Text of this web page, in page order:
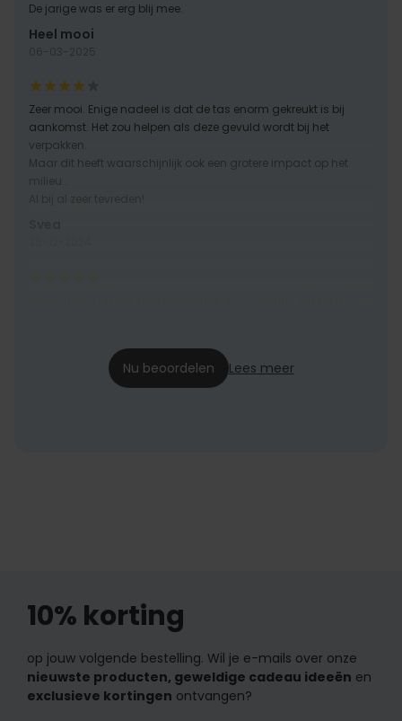
De jarige was er erg blij mee.
Heel mooi
06-03-2025
Zeer mooi. Enige nadeel is dat de tas enorm gekreukt is bij
aankomst. Het zou helpen als deze gevuld wordt bij het
verpakken.
Maar dit heeft waarschijnlijk ook een grotere impact op het
milieu...
Nu beoordelen Lees meer
10% korting
op jouw volgende bestelling. Wil je e-mails over onze
nieuwste producten, geweldige cadeau ideeën en
exclusieve kortingen ontvangen?